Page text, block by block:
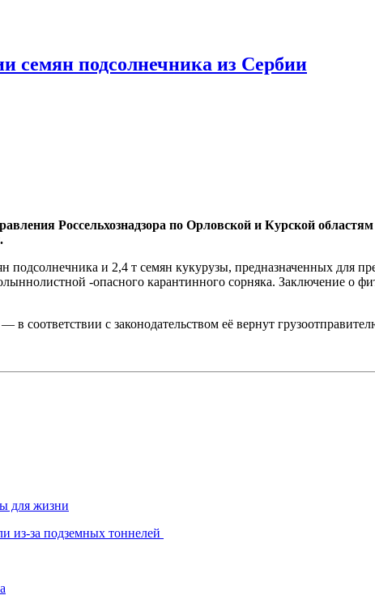
семян подсолнечника из Сербии
Россельхознадзора по Орловской и Курской
подсолнечника и 2,4 т семян кукурузы, предназначенных для
-опасного карантинного сорняка. Заключение о
соответствии с законодательством её вернут
для жизни
из-за подземных тоннелей